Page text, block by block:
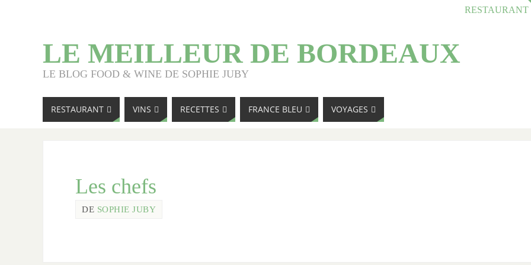
RESTAURANT
LE MEILLEUR DE BORDEAUX
LE BLOG FOOD & WINE DE SOPHIE JUBY
RESTAURANT VINS RECETTES FRANCE BLEU VOYAGES
Les chefs
DE SOPHIE JUBY